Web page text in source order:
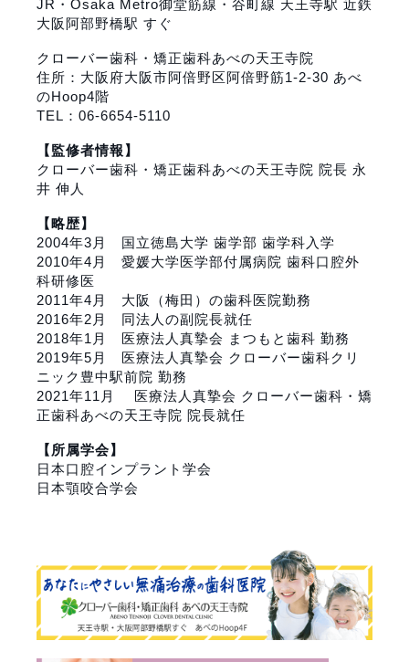
JR・Osaka Metro御堂筋線・谷町線 天王寺駅 近鉄
大阪阿部野橋駅 すぐ
クローバー歯科・矯正歯科あべの天王寺院
住所：大阪府大阪市阿倍野区阿倍野筋1-2-30 あべ
のHoop4階
TEL：06-6654-5110
【監修者情報】
クローバー歯科・矯正歯科あべの天王寺院 院長 永
井 伸人
【略歴】
2004年3月 国立徳島大学 歯学部 歯学科入学
2010年4月 愛媛大学医学部付属病院 歯科口腔外
科研修医
2011年4月 大阪（梅田）の歯科医院勤務
2016年2月 同法人の副院長就任
2018年1月 医療法人真摯会 まつもと歯科 勤務
2019年5月 医療法人真摯会 クローバー歯科クリ
ニック豊中駅前院 勤務
2021年11月 医療法人真摯会 クローバー歯科・矯
正歯科あべの天王寺院 院長就任
【所属学会】
日本口腔インプラント学会
日本顎咬合学会